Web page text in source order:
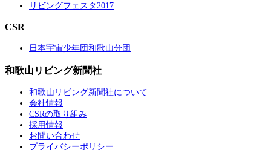
リビングフェスタ2017
CSR
日本宇宙少年団和歌山分団
和歌山リビング新聞社
和歌山リビング新聞社について
会社情報
CSRの取り組み
採用情報
お問い合わせ
プライバシーポリシー